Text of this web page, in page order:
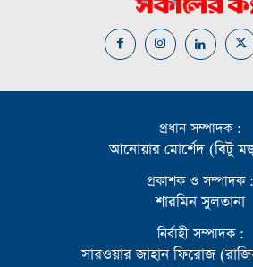
প্রধান সম্পাদক :
আনোয়ার মোর্শেদ (বিটু
প্রকাশক ও সম্পাদক :
শারমিন সুলতানা
নির্বাহী সম্পাদক :
সারওয়ার জাহান ফিরোজ